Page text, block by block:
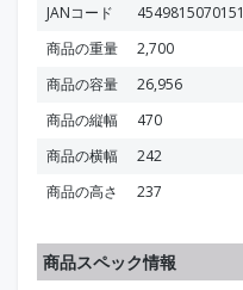
JANコード
4549815070151
商品の重量
2,700
商品の容量
26,956
商品の縦幅
470
商品の横幅
242
商品の高さ
237
商品スペック情報